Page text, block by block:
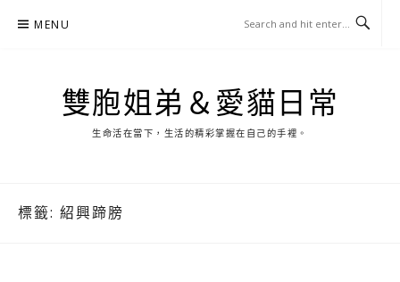
MENU
雙胞姐弟＆愛貓日常
生命活在當下，生活的精彩掌握在自己的手裡。
標籤: 紹興蹄膀